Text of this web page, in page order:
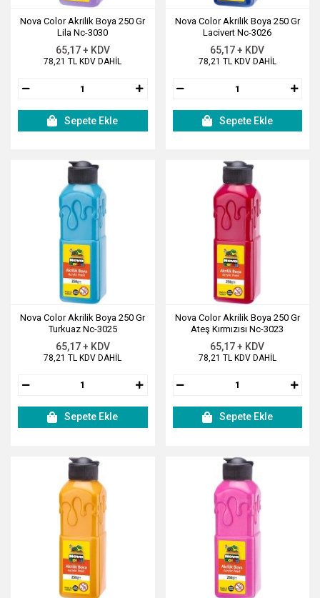
Nova Color Akrilik Boya 250 Gr
Lila Nc-3030
65,17 + KDV
78,21 TL KDV DAHİL
Sepete Ekle
Nova Color Akrilik Boya 250 Gr
Lacivert Nc-3026
65,17 + KDV
78,21 TL KDV DAHİL
Sepete Ekle
Nova Color Akrilik Boya 250 Gr
Turkuaz Nc-3025
65,17 + KDV
78,21 TL KDV DAHİL
Sepete Ekle
Nova Color Akrilik Boya 250 Gr
Ateş Kırmızısı Nc-3023
65,17 + KDV
78,21 TL KDV DAHİL
Sepete Ekle